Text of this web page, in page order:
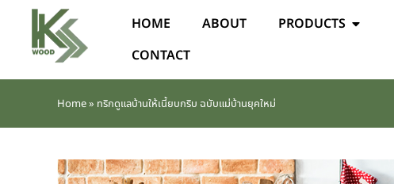
HOME ABOUT PRODUCTS
CONTACT
Home» ทริกดูแลบ้านให้เนี้ยบกริบ ฉบับแม่บ้านยุคใหม่